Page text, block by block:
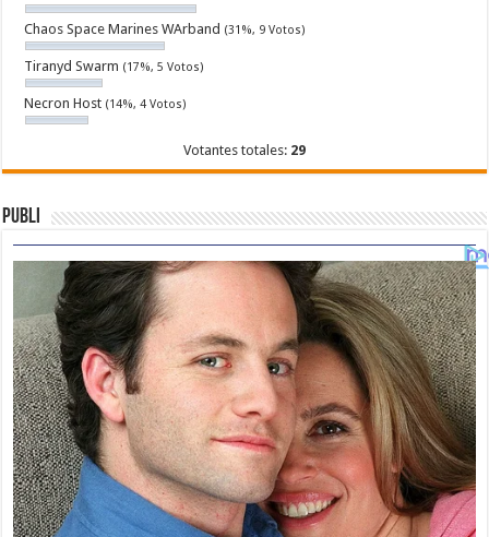
Chaos Space Marines WArband (31%, 9 Votos)
Tiranyd Swarm (17%, 5 Votos)
Necron Host (14%, 4 Votos)
Votantes totales: 29
Publi